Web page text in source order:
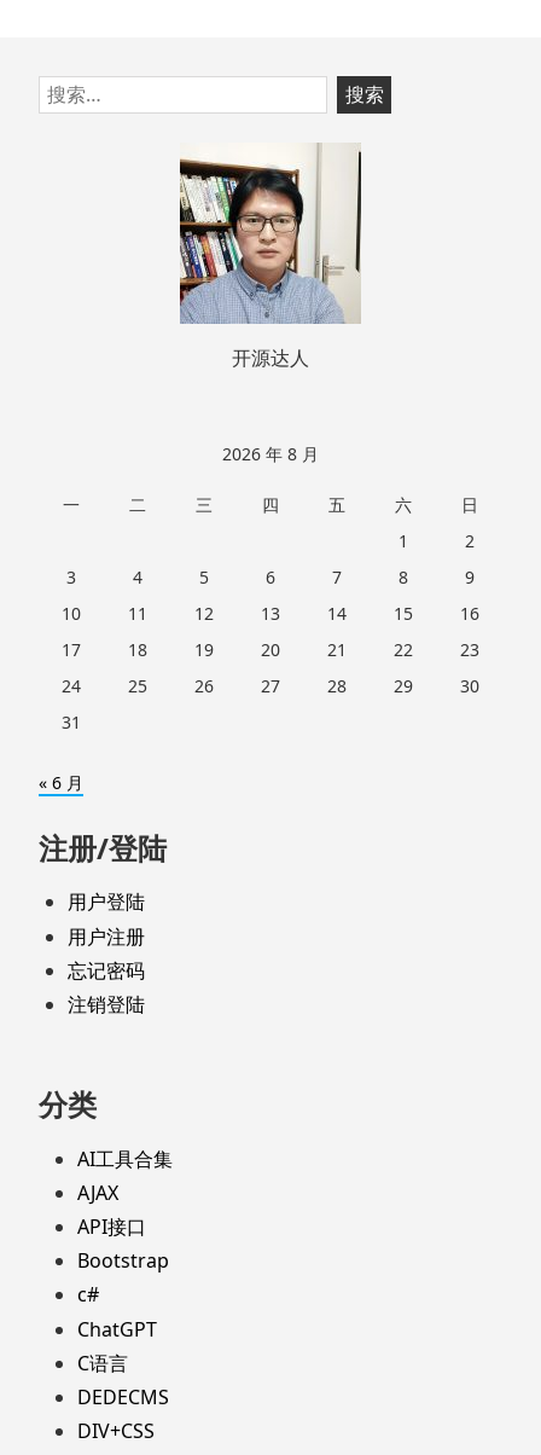
跳
至
搜
索：
开源达人
2026 年 8 月
一 二 三 四 五 六
日
1
2
3
4 5 6 7 8
9
10
11 12 13 14 15
16
17
18 19 20 21 22
23
24
25 26 27 28 29
30
31
« 6 月
注册/登陆
用户登陆
用户注册
忘记密码
注销登陆
分类
AI工具合集
AJAX
API接口
Bootstrap
c#
ChatGPT
C语言
DEDECMS
DIV+CSS